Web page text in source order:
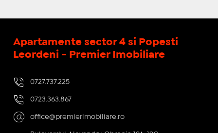
Apartamente sector 4 si Popesti
Leordeni - Premier Imobiliare
0727.737.225
0723.363.867
office@premierimobiliare.ro